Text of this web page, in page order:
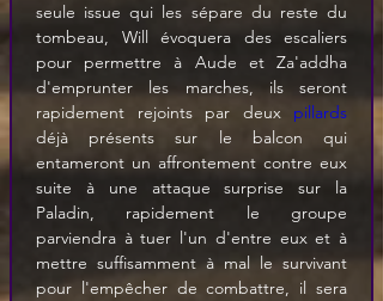
seule issue qui les sépare du reste du
tombeau, Will évoquera des escaliers
pour permettre à Aude et Za'addha
d'emprunter les marches, ils seront
rapidement rejoints par deux pillards
déjà présents sur le balcon qui
entameront un affrontement contre eux
suite à une attaque surprise sur la
Paladin, rapidement le groupe
parviendra à tuer l'un d'entre eux et à
mettre suffisamment à mal le survivant
pour l'empêcher de combattre, il sera